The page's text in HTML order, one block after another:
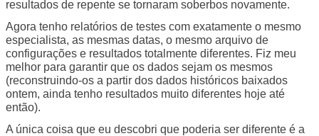
resultados de repente se tornaram soberbos novamente.
Agora tenho relatórios de testes com exatamente o mesmo
especialista, as mesmas datas, o mesmo arquivo de
configurações e resultados totalmente diferentes. Fiz meu
melhor para garantir que os dados sejam os mesmos
(reconstruindo-os a partir dos dados históricos baixados
ontem, ainda tenho resultados muito diferentes hoje até
então).
A única coisa que eu descobri que poderia ser diferente é a